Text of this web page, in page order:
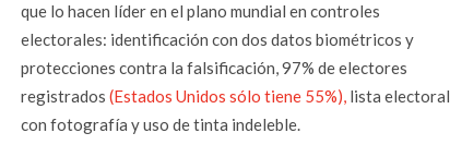
que lo hacen líder en el plano mundial en controles
electorales: identificación con dos datos biométricos y
protecciones contra la falsificación, 97% de electores
registrados (Estados Unidos sólo tiene 55%), lista electoral
con fotografía y uso de tinta indeleble.